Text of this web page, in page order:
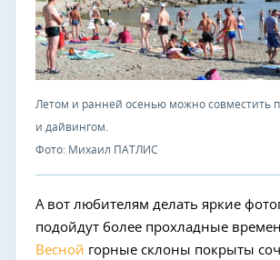
Летом и ранней осенью можно совместить
и дайвингом.
Фото: Михаил ПАТЛИС
А вот любителям делать яркие
подойдут более прохладные
Весной горные склоны покрыты